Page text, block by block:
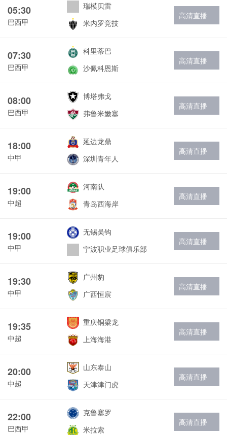
05:30
巴西甲
瑞模贝雷
米内罗竞技
高清直播
07:30
巴西甲
科里蒂巴
沙佩科恩斯
高清直播
08:00
巴西甲
博塔弗戈
弗鲁米嫩塞
高清直播
18:00
中甲
延边龙鼎
深圳青年人
高清直播
19:00
中超
河南队
青岛西海岸
高清直播
19:00
中甲
无锡吴钩
宁波职业足球俱乐部
高清直播
19:30
中甲
广州豹
广西恒宸
高清直播
19:35
中超
重庆铜梁龙
上海海港
高清直播
20:00
中超
山东泰山
天津津门虎
高清直播
22:00
巴西甲
克鲁塞罗
米拉索
高清直播